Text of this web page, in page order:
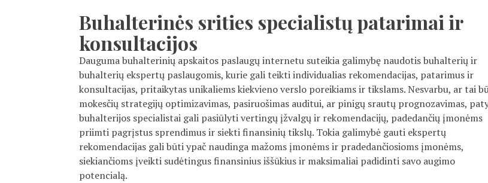
Buhalterinės srities specialistų patarimai ir
konsultacijos
Dauguma buhalterinių apskaitos paslaugų internetu suteikia galimybę naudotis buhalterių ir
buhalterių ekspertų paslaugomis, kurie gali teikti individualias rekomendacijas, patarimus ir
konsultacijas, pritaikytas unikaliems kiekvieno verslo poreikiams ir tikslams. Nesvarbu, ar tai
mokesčių strategijų optimizavimas, pasiruošimas auditui, ar pinigų srautų prognozavimas,
buhalterijos specialistai gali pasiūlyti vertingų įžvalgų ir rekomendacijų, padedančių įmonėms
priimti pagrįstus sprendimus ir siekti finansinių tikslų. Tokia galimybė gauti ekspertų
rekomendacijas gali būti ypač naudinga mažoms įmonėms ir pradedančiosioms įmonėms,
siekiančioms įveikti sudėtingus finansinius iššūkius ir maksimaliai padidinti savo augimo
potencialą.